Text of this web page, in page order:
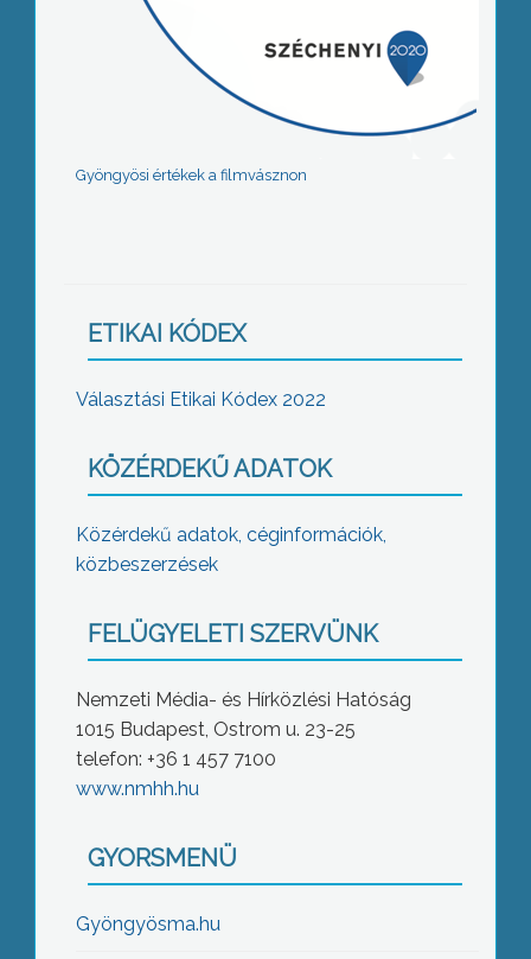
Gyöngyösi értékek a filmvásznon
ETIKAI KÓDEX
Választási Etikai Kódex 2022
KÖZÉRDEKŰ ADATOK
Közérdekű adatok, céginformációk,
közbeszerzések
FELÜGYELETI SZERVÜNK
Nemzeti Média- és Hírközlési Hatóság
1015 Budapest, Ostrom u. 23-25
telefon: +36 1 457 7100
www.nmhh.hu
GYORSMENÜ
Gyöngyösma.hu